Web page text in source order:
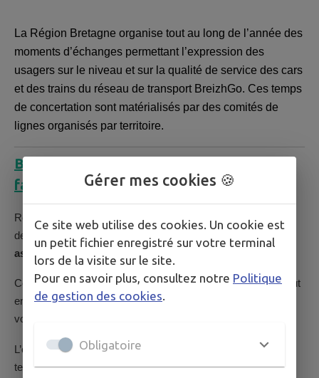
La Région Bretagne organise tout au long de l’année des
moments d’échanges permettant l’expression des
usagers sur le niveau et sur la qualité de service des cars
et des trains du réseau de transport BreizhGo. Ces temps
de concertation sont matérialisés par des comités de
lignes organisés par territoire.
Bisikloù : Louez votre vélo électrique
facilement !
Roi Morvan Communauté met en place un nouveau service
de mobilité sur le territoire :
Bisiklo
- location de vélos à
assistance électrique
Ce dispositif vise à faciliter les déplacements du quotidien tout
en proposant une alternative économique et écologique à la
voiture.
L’ouverture despré-inscriptions
pour les habitants du
territoire a commencé celundi 16 mars 2026.
Gérer mes cookies 🍪
Ce site web utilise des cookies. Un cookie est
un petit fichier enregistré sur votre terminal
lors de la visite sur le site.
Pour en savoir plus, consultez notre Politique
de gestion des cookies.
Obligatoire